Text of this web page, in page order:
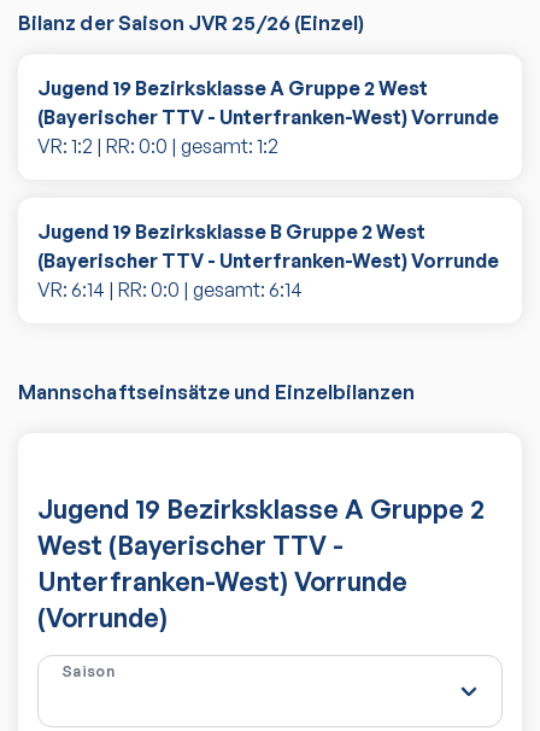
Bilanz der Saison JVR 25/26(Einzel)
Jugend 19 Bezirksklasse A Gruppe 2 West
(Bayerischer TTV - Unterfranken-West) Vorrunde
VR: 1:2 | RR: 0:0 | gesamt: 1:2
Jugend 19 Bezirksklasse B Gruppe 2 West
(Bayerischer TTV - Unterfranken-West) Vorrunde
VR: 6:14 | RR: 0:0 | gesamt: 6:14
Mannschaftseinsätze und Einzelbilanzen
Jugend 19 Bezirksklasse A Gruppe 2
West (Bayerischer TTV -
Unterfranken-West) Vorrunde
(Vorrunde)
Saison